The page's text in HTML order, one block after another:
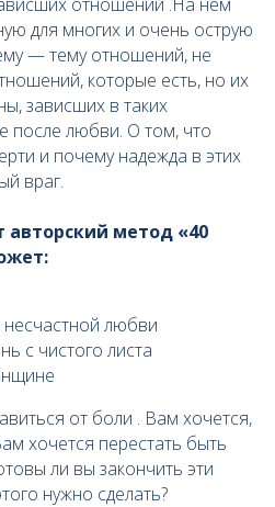
для многих и очень острую
— тему отношений, не
которые есть, но их
зависших в таких
после любви. О том, что
и почему надежда в этих
враг.
метод «40
любви
с чистого листа
от боли . Вам хочется,
хочется перестать быть
ли вы закончить эти
нужно сделать?